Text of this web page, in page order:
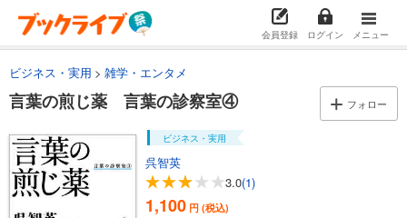
会員登録 ログイン メニュー
ビジネス・実用 雑学・エンタメ
言葉の煎じ薬 言葉の診察室④ フォロー
ビジネス・実用
呉智英
3.0(1)
1,100 円 (税込)